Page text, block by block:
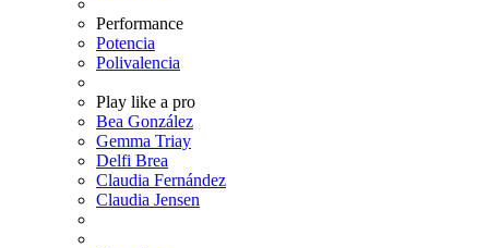
Performance
Potencia
Polivalencia
Play like a pro
Bea González
Gemma Triay
Delfi Brea
Claudia Fernández
Claudia Jensen